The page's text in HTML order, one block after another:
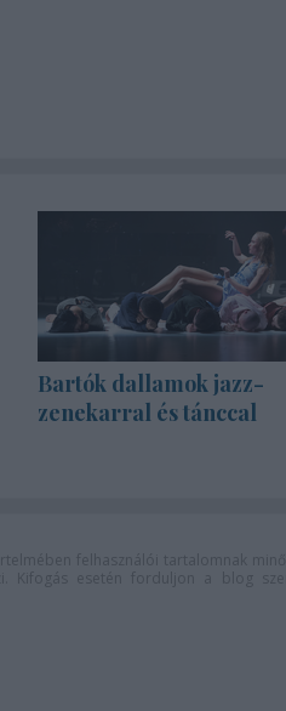
Bartók dallamok jazz-
zenekarral és tánccal